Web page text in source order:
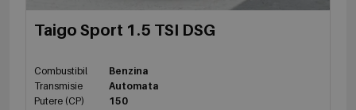
Taigo Sport 1.5 TSI DSG
Combustibil
Benzina
Transmisie
Automata
Putere (CP)
150